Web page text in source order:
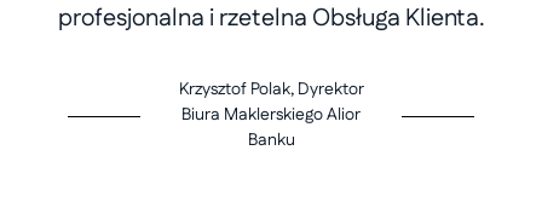
profesjonalna i rzetelna Obsługa Klienta.
Krzysztof Polak, Dyrektor
Biura Maklerskiego Alior
Banku